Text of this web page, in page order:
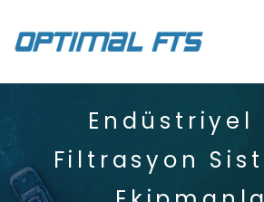
Endüstriyel
Filtrasyon